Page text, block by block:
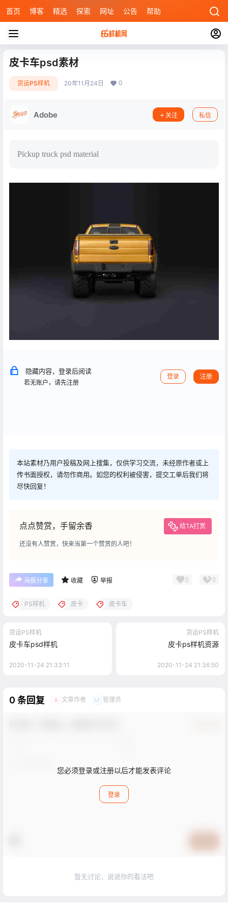
首页 博客 精选 探索 网址 公告 帮助
皮卡车psd素材
货运PS样机 20年11月24日 0
Adobe 关注 私信
Pickup truck psd material
隐藏内容，登录后阅读
若无账户，请先注册
登录 注册
本站素材乃用户投稿及网上搜集，仅供学习交流，未经原作者或上
传书面授权，请勿作商用。如您的权利被侵害，提交工单后我们将
尽快回复！
点点赞赏，手留余香 给TA打赏
还没有人赞赏，快来当第一个赞赏的人吧！
海报分享 收藏 举报 0 0
PS样机 皮卡 皮卡车
货运PS样机
皮卡车psd样机
2020-11-24 21:33:11
货运PS样机
皮卡ps样机资源
2020-11-24 21:36:50
0 条回复 A 文章作者 M 管理员
您必须登录或注册以后才能发表评论
登录
暂无讨论，说说你的看法吧